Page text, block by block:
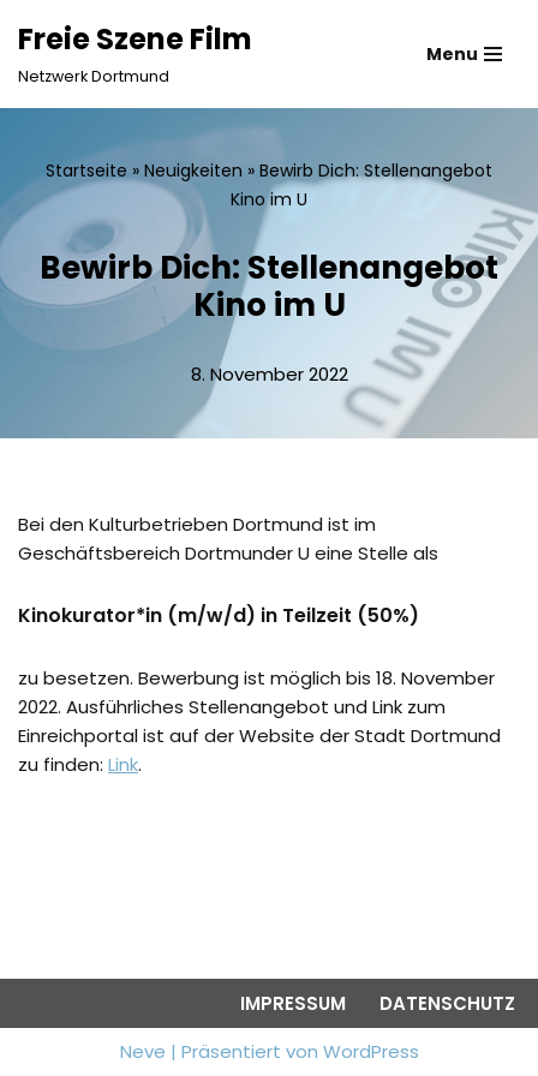
Freie Szene Film
Netzwerk Dortmund
Menu
Startseite » Neuigkeiten » Bewirb Dich: Stellenangebot
Kino im U
Bewirb Dich: Stellenangebot
Kino im U
8. November 2022
Bei den Kulturbetrieben Dortmund ist im
Geschäftsbereich Dortmunder U eine Stelle als
Kinokurator*in (m/w/d) in Teilzeit (50%)
zu besetzen. Bewerbung ist möglich bis 18. November
2022. Ausführliches Stellenangebot und Link zum
Einreichportal ist auf der Website der Stadt Dortmund
zu finden: Link.
IMPRESSUM
DATENSCHUTZ
Neve | Präsentiert von WordPress